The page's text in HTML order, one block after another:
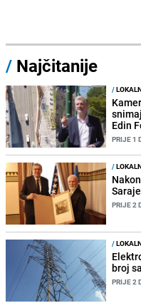
/ Najčitanije
/
Edin
PRIJE 1
/
PRIJE 2
/
broj
PRIJE 2